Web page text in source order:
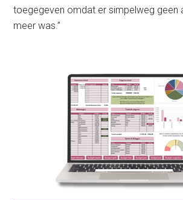
toegegeven omdat er simpelweg geen
meer was.”